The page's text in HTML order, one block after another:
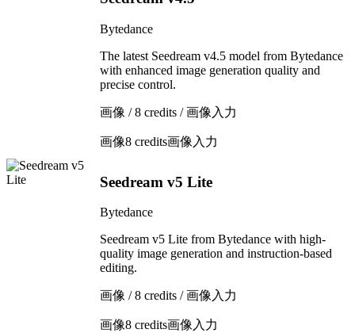
Bytedance
The latest Seedream v4.5 model from Bytedance
with enhanced image generation quality and
precise control.
画像 / 8 credits / 画像入力
画像8 credits画像入力
Seedream v5 Lite
Bytedance
Seedream v5 Lite from Bytedance with high-
quality image generation and instruction-based
editing.
画像 / 8 credits / 画像入力
画像8 credits画像入力